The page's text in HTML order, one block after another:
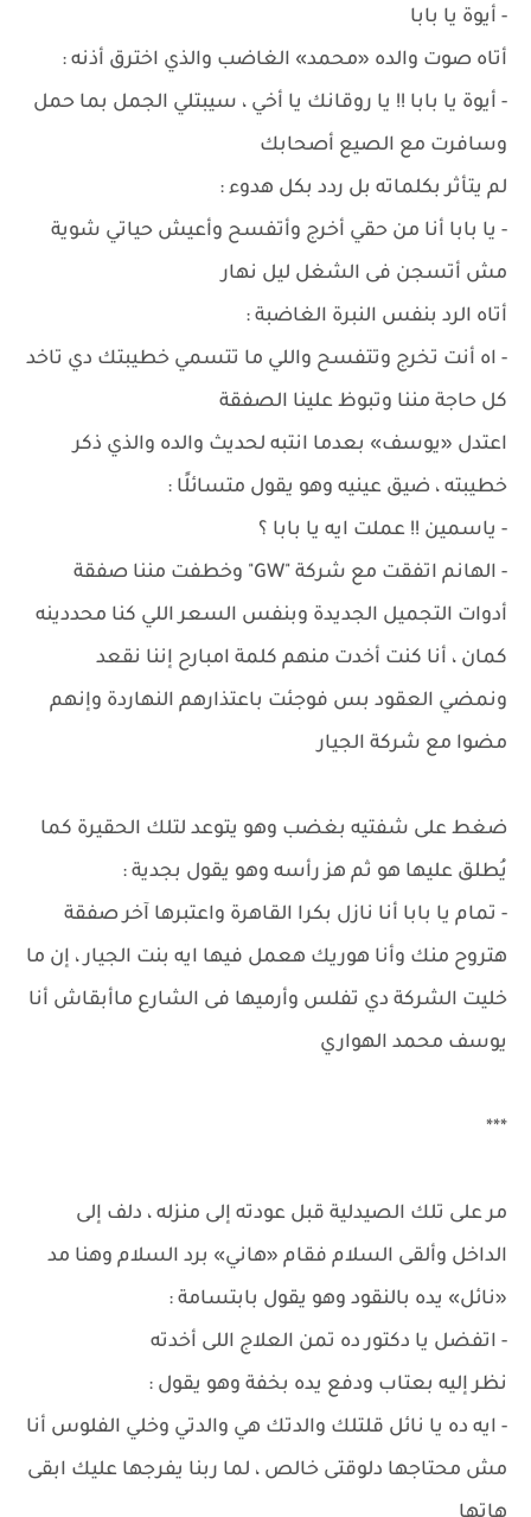
- أيوة يا بابا
أتاه صوت والده «محمد» الغاضب والذي اخترق أذنه :
- أيوة يا بابا !! يا روقانك يا أخي ، سيبتلي الجمل بما حمل
وسافرت مع الصيع أصحابك
لم يتأثر بكلماته بل ردد بكل هدوء :
- يا بابا أنا من حقي أخرج وأتفسح وأعيش حياتي شوية
مش أتسجن فى الشغل ليل نهار
أتاه الرد بنفس النبرة الغاضبة :
- اه أنت تخرج وتتفسح واللي ما تتسمي خطيبتك دي تاخد
كل حاجة مننا وتبوظ علينا الصفقة
اعتدل «يوسف» بعدما انتبه لحديث والده والذي ذكر
خطيبته ، ضيق عينيه وهو يقول متسائلًا :
- ياسمين !! عملت ايه يا بابا ؟
- الهانم اتفقت مع شركة "GW" وخطفت مننا صفقة
أدوات التجميل الجديدة وبنفس السعر اللي كنا محددينه
كمان ، أنا كنت أخدت منهم كلمة امبارح إننا نقعد
ونمضي العقود بس فوجئت باعتذارهم النهاردة وإنهم
مضوا مع شركة الجيار
ضغط على شفتيه بغضب وهو يتوعد لتلك الحقيرة كما
يُطلق عليها هو ثم هز رأسه وهو يقول بجدية :
- تمام يا بابا أنا نازل بكرا القاهرة واعتبرها آخر صفقة
هتروح منك وأنا هوريك هعمل فيها ايه بنت الجيار ، إن ما
خليت الشركة دي تفلس وأرميها فى الشارع ماأبقاش أنا
يوسف محمد الهواري
***
مر على تلك الصيدلية قبل عودته إلى منزله ، دلف إلى
الداخل وألقى السلام فقام «هاني» برد السلام وهنا مد
«نائل» يده بالنقود وهو يقول بابتسامة :
- اتفضل يا دكتور ده تمن العلاج اللى أخدته
نظر إليه بعتاب ودفع يده بخفة وهو يقول :
- ايه ده يا نائل قلتلك والدتك هي والدتي وخلي الفلوس أنا
مش محتاجها دلوقتى خالص ، لما ربنا يفرجها عليك ابقى